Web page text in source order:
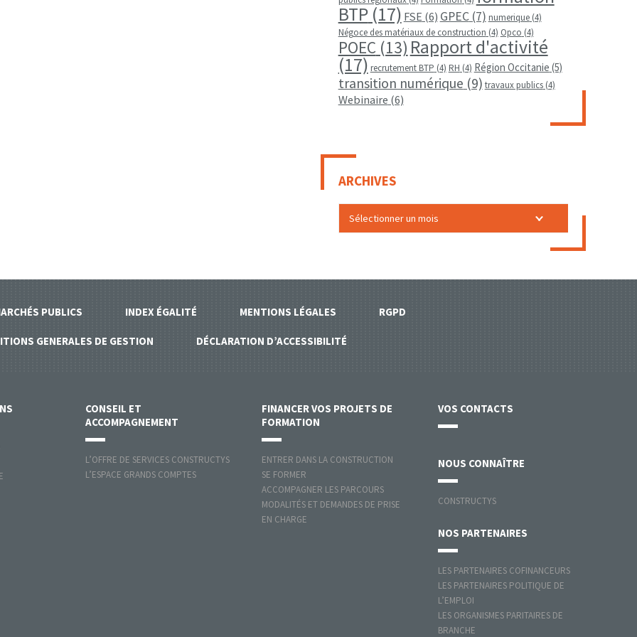
BTP(17) FSE (6) GPEC(7) numerique(4)
Négoce des matériaux de construction (4) Opco (4)
POEC (13) Rapport d'activité
(17) recrutement BTP (4) RH (4) Région Occitanie (5)
transition numérique (9) travaux publics(4)
Webinaire (6)
ARCHIVES
PUBLICS INDEX ÉGALITÉ MENTIONS LÉGALES RGPD
GENERALES DE GESTION DÉCLARATION D’ACCESSIBILITÉ
CONSEIL ET
ACCOMPAGNEMENT
L’OFFRE DE SERVICES CONSTRUCTYS
L’ESPACE GRANDS COMPTES
FINANCER VOS PROJETS DE
FORMATION
ENTRER DANS LA CONSTRUCTION
SE FORMER
ACCOMPAGNER LES PARCOURS
MODALITÉS ET DEMANDES DE PRISE
EN CHARGE
VOS CONTACTS
NOUS CONNAÎTRE
CONSTRUCTYS
NOS PARTENAIRES
LES PARTENAIRES COFINANCEURS
LES PARTENAIRES POLITIQUE DE
L’EMPLOI
LES ORGANISMES PARITAIRES DE
BRANCHE